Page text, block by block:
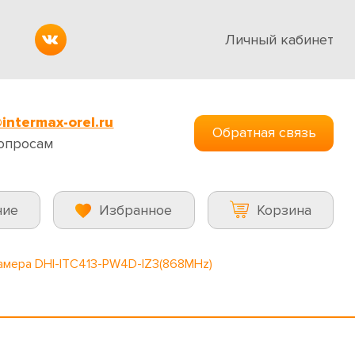
Личный кабинет
orel.ru
Обратная связь
Избранное Корзина
DHI-ITC413-PW4D-IZ3(868MHz)